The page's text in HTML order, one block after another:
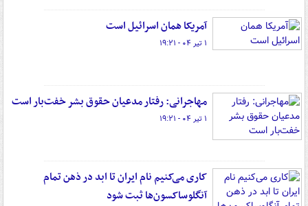
آمریکا همان اسرائیل است
۱ تیر ۰۴ - ۱۹:۲۱
مهاجرانی: رفتار مدعیان حقوق بشر خفت‌بار است
۱ تیر ۰۴ - ۱۹:۲۱
کاری می‌کنیم نام ایران تا ابد در ذهن تمام
آنگلوساکسون‌ها ثبت شود